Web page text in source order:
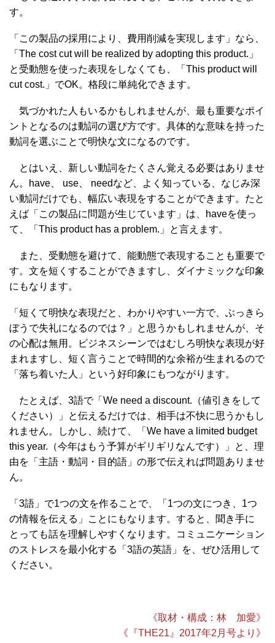
す。
「この製品の採用により、費用削減を実現します」なら、
「The cost cut will be realized by adopting this product.」
と受動態を使った表現をしなくても、「This product will
cut cost.」でOK。格段に単純化できます。
気づかれた人もいるかもしれませんが、最も重要なポイ
ントとなるのは動詞の選び方です。具体的な意味を持った
動詞を選ぶことで明快な文になるのです。
とはいえ、新しい動詞をたくさん覚える必要はありませ
ん。have、 use、 needなど、よく知っている、なじみ深
い動詞だけでも、幅広い表現をすることができます。たと
えば「この製品に問題が生じています」は、haveを使っ
て、「This product has a problem.」と言えます。
また、受動態を避けて、能動態で表現することも重要で
す。文を短くすることができますし、ダイナミックな印象
にもなります。
「短くて明快な表現だと、わかりやすい一方で、ぶっきら
ぼうで失礼になるのでは？」と思うかもしれませんが、そ
の心配は無用。ビジネスシーンではむしろ明快な表現が好
まれますし、短く言うことで時間的な余裕が生まれるので
「落ち着いた人」という好印象にもつながります。
たとえば、3語で「We need a discount.（値引きをして
ください）」と伝えるだけでは、相手は不快に思うかもし
れません。しかし、続けて、「We have a limited budget
this year.（今年はもう予算がギリギリなんです）」と、理
由を「主語・動詞・目的語」の形で伝えれば問題ありませ
ん。
「3語」で1つの文を作ることで、「1つの文につき、1つ
の情報を伝える」ことにもなります。すると、聞き手に
とっても話を理解しやすくなります。コミュニケーション
のストレスを最小化する「3語の英語」を、ぜひ活用して
ください。
《取材・構成：林 加愛》
《『THE21』2017年2月号より》